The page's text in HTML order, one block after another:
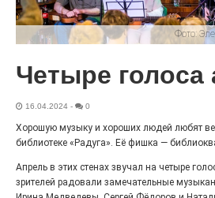
«Районы-кварталы»
путешествуют по
Фото:
Четыре голоса
16.04.2024 - 0
Хорошую музыку и хороших людей любят
библиотеке «Радуга». Её фишка —
Апрель в этих стенах звучал на четыре
зрителей радовали замечательные